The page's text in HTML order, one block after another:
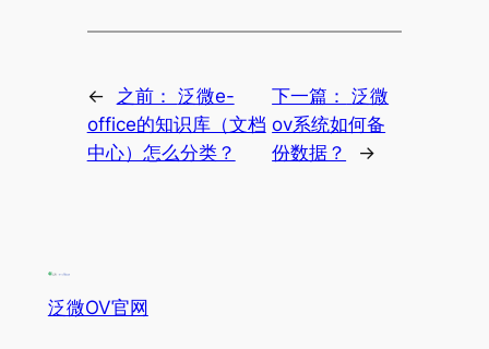
← 之前： 泛微e-
office的知识库（文档
中心）怎么分类？
下一篇：
泛微
ov系统如何备
份数据？
→
泛微OV官网